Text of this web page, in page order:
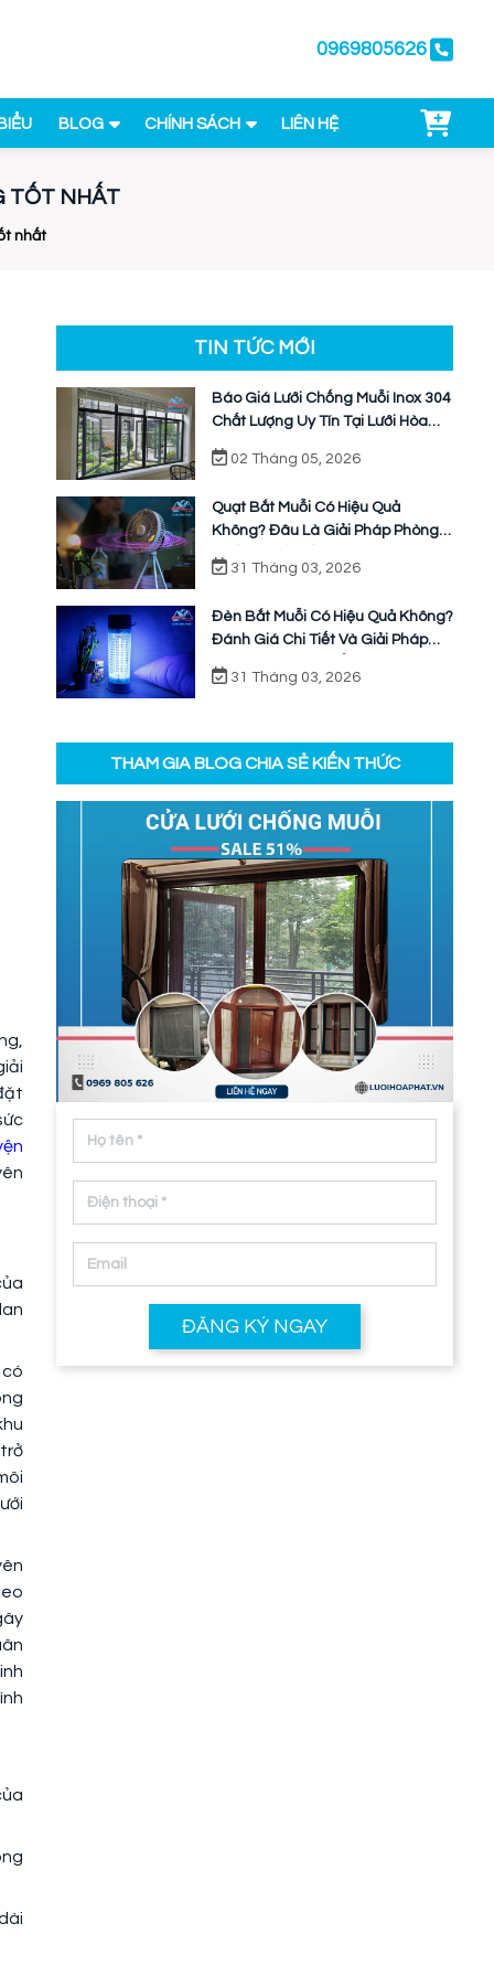
0969805626
BLOG CHÍNH SÁCH LIÊN HỆ
TỐT NHẤT
nhất
có
TIN TỨC MỚI
Báo Giá Lưới Chống Muỗi Inox 304
Chất Lượng Uy Tín Tại Lưới Hòa
Phát
02 Tháng 05, 2026
Quạt Bắt Muỗi Có Hiệu Quả
Không? Đâu Là Giải Pháp Phòng
Chống Muỗi Bền Vững
31 Tháng 03, 2026
Đèn Bắt Muỗi Có Hiệu Quả Không?
Đánh Giá Chi Tiết Và Giải Pháp
Ngăn Chặn Triệt Để
31 Tháng 03, 2026
THAM GIA BLOG CHIA SẺ KIẾN THỨC
ĐĂNG KÝ NGAY